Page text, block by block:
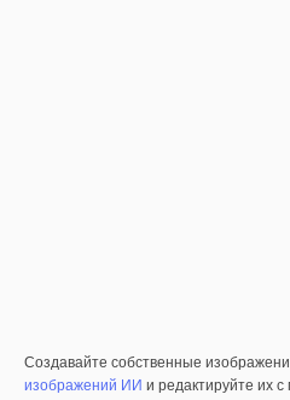
Создавайте собственные
изображений ИИ и редактируйте их